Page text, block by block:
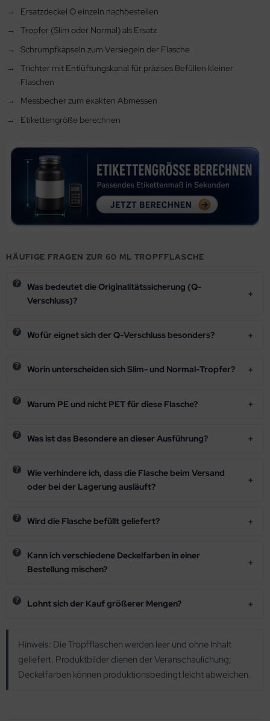
Ersatzdeckel Q einzeln nachbestellen
Tropfer (Slim oder Normal) als Ersatz
Schrumpfkapseln zum Versiegeln der Flasche
Trichter mit Entlüftungskanal für präzises Befüllen kleiner
Flaschen
Messbecher zum exakten Abmessen
Etikettengröße berechnen
HÄUFIGE FRAGEN ZUR 60 ML TROPFFLASCHE
Was bedeutet die Originalitätssicherung (Q-
Verschluss)?
Wofür eignet sich der Q-Verschluss besonders?
Worin unterscheiden sich Slim- und Normal-Tropfer?
Warum PE und nicht PET für diese Flasche?
Was ist das Besondere an dieser Ausführung?
Wie verhindere ich, dass die Flasche beim Versand
oder bei der Lagerung ausläuft?
Wird die Flasche befüllt geliefert?
Kann ich verschiedene Deckelfarben in einer
Bestellung mischen?
Lohnt sich der Kauf größerer Mengen?
Hinweis: Die Tropfflaschen werden leer und ohne Inhalt
geliefert. Produktbilder dienen der Veranschaulichung;
Deckelfarben können produktionsbedingt leicht abweichen.